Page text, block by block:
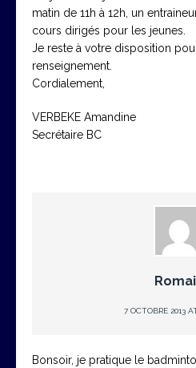
matin de 11h à 12h, un
cours dirigés pour les jeunes.
Je reste à votre disposition
renseignement.
Cordialement,
VERBEKE Amandine
Secrétaire BC
7 OCTOBRE 2013
Bonsoir, je pratique le